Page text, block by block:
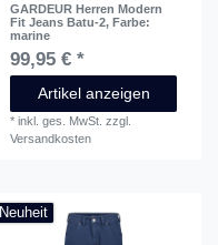
GARDEUR Herren Modern
Fit Jeans Batu-2, Farbe:
marine
99,95 € *
Artikel anzeigen
*inkl. ges. MwSt. zzgl.
Versandkosten
Neuheit